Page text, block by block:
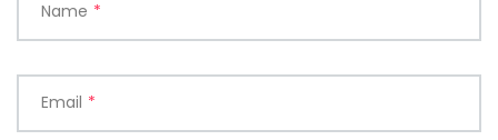
Name *
Email *